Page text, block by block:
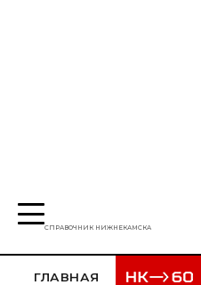
СПРАВОЧНИК НИЖНЕКАМСКА
ГЛАВНАЯ